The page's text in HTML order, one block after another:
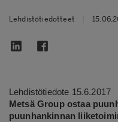
Lehdistötiedotteet
Lehdistötiedote 15.6.2017
Metsä Group ostaa
puunhankinnan